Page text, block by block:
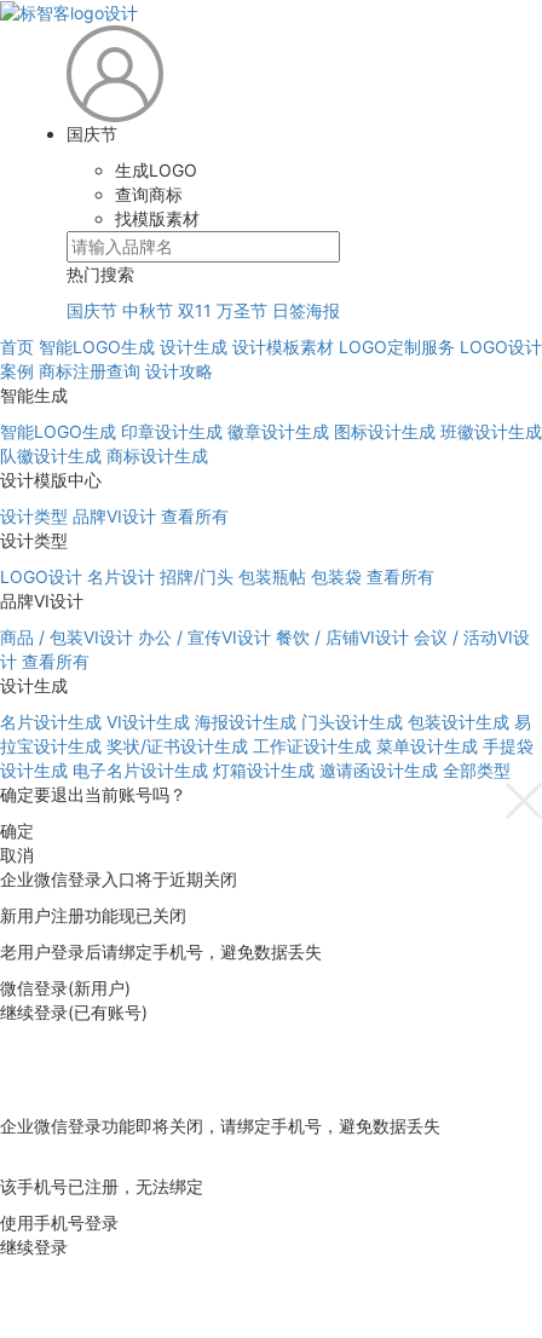
国庆节
生成LOGO
查询商标
找模版素材
热门搜索
国庆节 中秋节 双11 万圣节 日签海报
首页 智能LOGO生成 设计生成 设计模板素材 LOGO定制服务 LOGO设计
案例 商标注册查询 设计攻略
智能生成
智能LOGO生成 印章设计生成 徽章设计生成 图标设计生成 班徽设计生成
队徽设计生成 商标设计生成
设计模版中心
设计类型 品牌VI设计 查看所有
设计类型
LOGO设计 名片设计 招牌/门头 包装瓶帖 包装袋 查看所有
品牌VI设计
商品 / 包装VI设计 办公 / 宣传VI设计 餐饮 / 店铺VI设计 会议 / 活动VI设
计 查看所有
设计生成
名片设计生成 VI设计生成 海报设计生成 门头设计生成 包装设计生成 易
拉宝设计生成 奖状/证书设计生成 工作证设计生成 菜单设计生成 手提袋
设计生成 电子名片设计生成 灯箱设计生成 邀请函设计生成 全部类型
确定要退出当前账号吗？
确定
取消
企业微信登录入口将于近期关闭
新用户注册功能现已关闭
老用户登录后请绑定手机号，避免数据丢失
微信登录(新用户)
继续登录(已有账号)
企业微信登录功能即将关闭，请绑定手机号，避免数据丢失
该手机号已注册，无法绑定
使用手机号登录
继续登录